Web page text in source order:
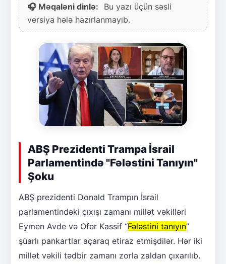
🎧 Məqaləni dinlə:
Bu yazı üçün səsli
versiya hələ hazırlanmayıb.
ABŞ Prezidenti Trampa İsrail
Parlamentində "Fələstini Tanıyın"
Şoku
ABŞ prezidenti Donald Trampın İsrail
parlamentindəki çıxışı zamanı millət vəkilləri
Eymen Avde və Ofer Kassif “Fələstini tanıyın”
şüarlı pankartlar açaraq etiraz etmişdilər. Hər iki
millət vəkili tədbir zamanı zorla zaldan çıxarılıb.